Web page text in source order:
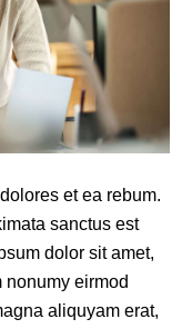
et ea rebum.
sanctus est
dolor sit amet,
eirmod
aliquyam erat,